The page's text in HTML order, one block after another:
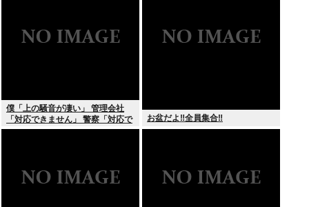
僕「上の騒音が凄い」 管理会社
「対応できません」 警察「対応で
きません」
お盆だよ‼全員集合‼